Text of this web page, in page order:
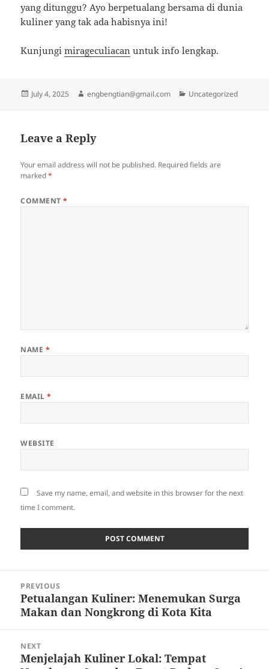
yang ditunggu? Ayo berpetualang bersama di dunia
kuliner yang tak ada habisnya ini!
Kunjungimirageculiacan untuk info lengkap.
Posted
July 4, 2025 Author
engbengtian@gmail.com Categories
Uncategorized
Leave a Reply
Your email address will not be published. Required fields are
marked*
COMMENT*
NAME *
EMAIL*
WEBSITE
Save my name, email, and website in this browser for the next
time I comment.
navigation
PREVIOUS
Previous
post:
Petualangan Kuliner: Menemukan Surga
Makan dan Nongkrong di Kota Kita
NEXT
Next
Menjelajah Kuliner Lokal: Tempat